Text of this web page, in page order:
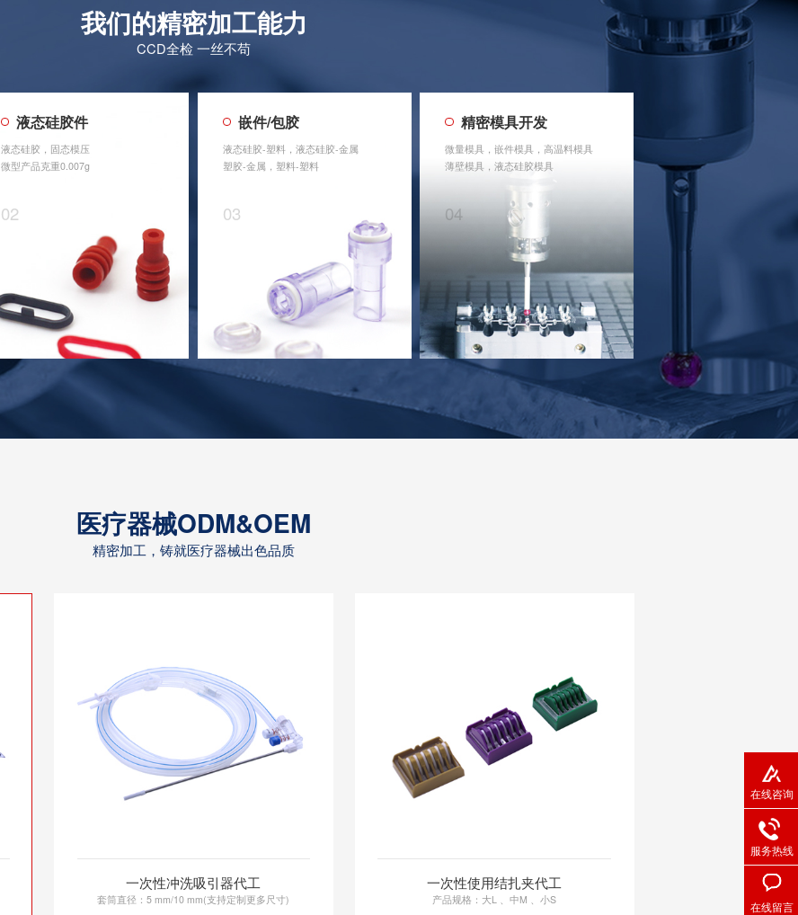
我们的精密加工能力
CCD全检 一丝不苟
液态硅胶件
液态硅胶，固态模压
微型产品克重0.007g
02
嵌件/包胶
液态硅胶-塑料，液态硅胶-金属
塑胶-金属，塑料-塑料
03
精密模具开发
微量模具，嵌件模具，高温料模具
薄壁模具，液态硅胶模具
04
医疗器械ODM&OEM
精密加工，铸就医疗器械出色品质
一次性冲洗吸引器代工
套筒直径：5 mm/10 mm(支持定制更多尺寸)
一次性使用结扎夹代工
产品规格：大L 、中M 、小S
在线咨询
服务热线
在线留言